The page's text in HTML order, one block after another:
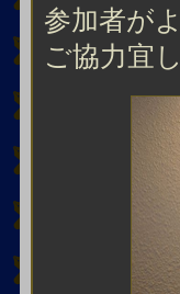
参加者が
ご協力宜